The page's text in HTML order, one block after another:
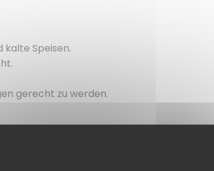
Speisen.
gerecht zu werden.